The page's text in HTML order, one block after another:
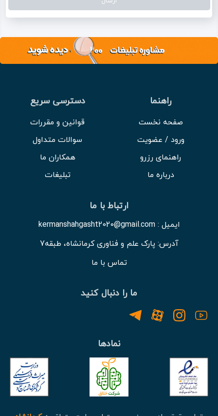
راهنما
صفحه نخست
ورود / عضویت
راهنمای رزرو
درباره ما
دسترسی سریع
قوانین و مقررات
سوالات متداول
همکاران ما
تبلیغات
ارتباط با ما
ایمیل : kermanshahgasht2020@gmail.com
آدرس: پارک علم و فناوری کرمانشاه، طبقه7
تماس با ما
ما را دنبال کنید
نمادها